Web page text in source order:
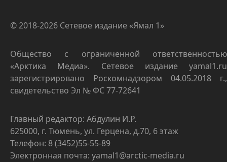
© 2018-2026 Сетевое издание «Ямал 1»
Общество с ограниченной ответственностью
«Арктика Медиа». Сетевое издание yamal1.ru
зарегистрировано Роскомнадзором 04.05.2018 г.,
свидетельство Эл № ФС 77-72641
Главный редактор: Абдулин И.Р.
625000, г. Тюмень, ул. Герцена, д.70, 6 этаж
Телефон: 8 (3452)55-55-89
Электронная почта: yamal1@arctic-media.ru